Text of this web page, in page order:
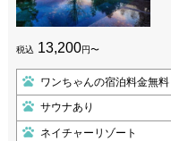
税込 13,200円〜
ワンちゃんの宿泊料金無料
サウナあり
ネイチャーリゾート